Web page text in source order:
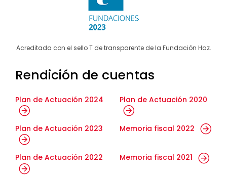
Acreditada con el sello T de transparente de la Fundación Haz.
Rendición de cuentas
Plan de Actuación 2024 Plan de Actuación 2020
Plan de Actuación 2023 Memoria fiscal 2022
Plan de Actuación 2022 Memoria fiscal 2021